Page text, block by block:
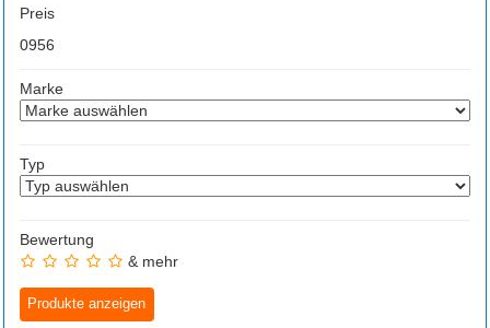
Preis
0956
Marke
Typ
Bewertung
& mehr